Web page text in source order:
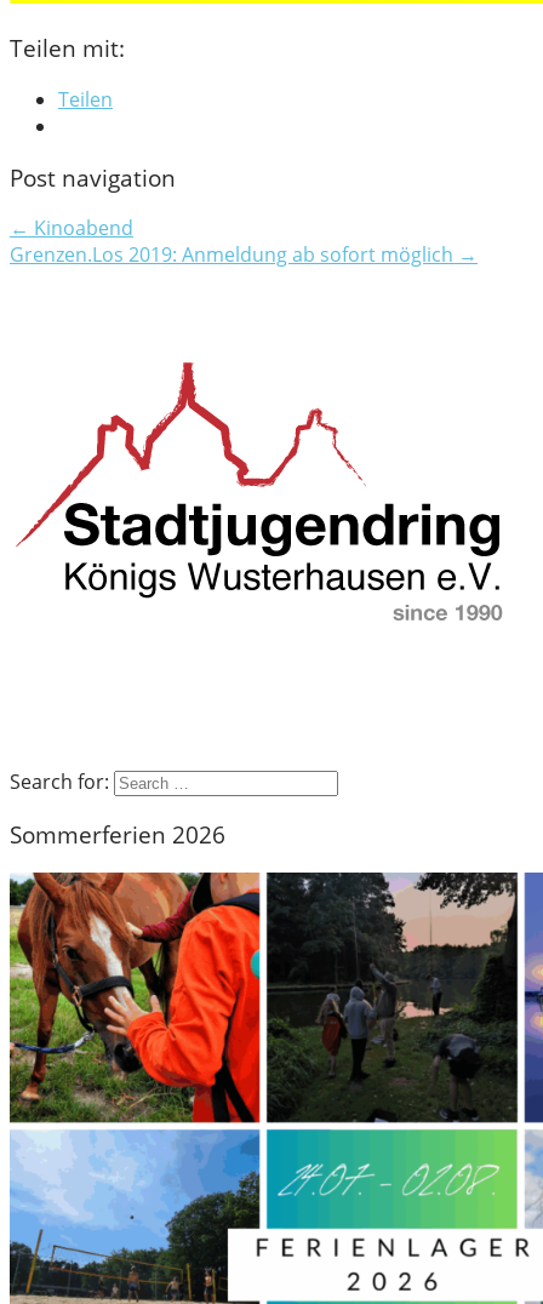
Teilen mit:
Teilen
Post navigation
← Kinoabend
Grenzen.Los 2019: Anmeldung ab sofort möglich →
Search for:
Sommerferien 2026